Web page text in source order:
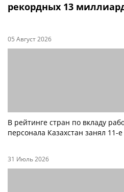
рекордных 13
05 Август 2026
В рейтинге стран по вкладу
персонала Казахстан занял 11-
31 Июль 2026